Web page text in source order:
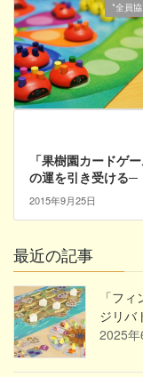
*全員
「果樹園カードゲ
の運を引き受ける─
2015年9月25日
最近の記事
「フ
ジリバ
2025